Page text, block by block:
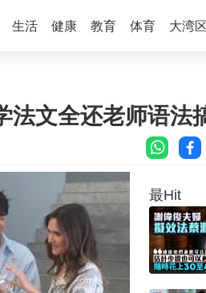
生活 健康 教育 体育 大湾区
文全还老师语法
最Hit